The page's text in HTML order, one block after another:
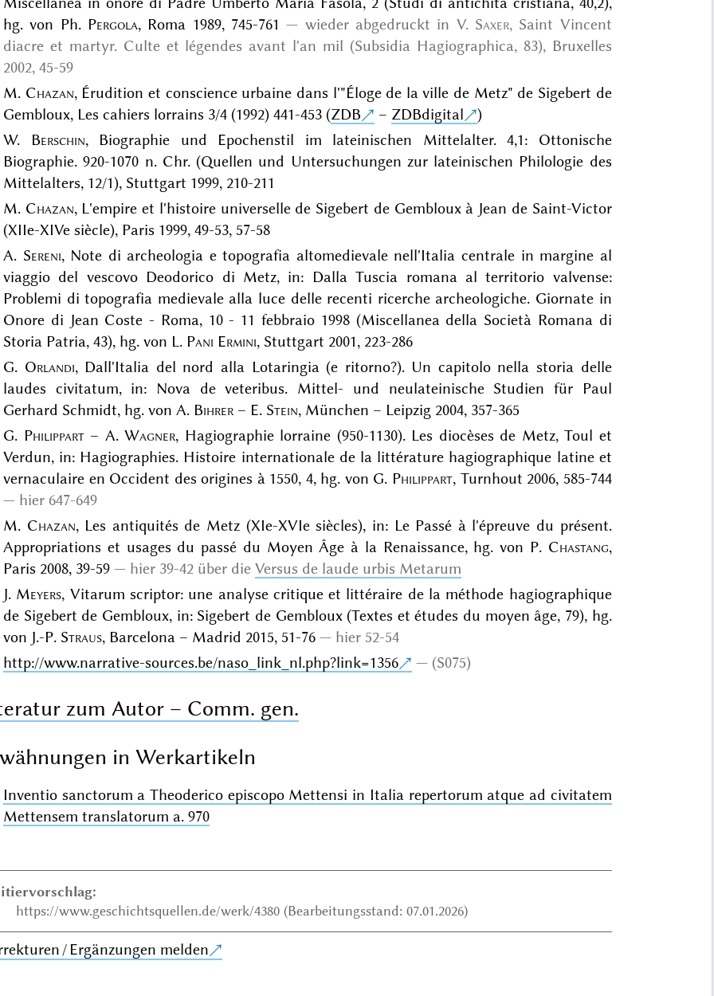
hg. von Ph. Pergola, Roma 1989, 745-761 wieder abgedruckt in V. Saxer, Saint Vincent
diacre et martyr. Culte et légendes avant l'an mil (Subsidia Hagiographica, 83), Bruxelles
2002, 45-59
M. Chazan, Érudition et conscience urbaine dans l'"Éloge de la ville de Metz" de Sigebert de
Gembloux, Les cahiers lorrains 3/4 (1992) 441-453 (ZDB – ZDBdigital
)
W.
Berschin, Biographie und Epochenstil im lateinischen Mittelalter. 4,1: Ottonische
Biographie. 920-1070 n. Chr. (Quellen und Untersuchungen zur lateinischen Philologie des
Mittelalters, 12/1), Stuttgart 1999, 210-211
M. Chazan, L'empire et l'histoire universelle de Sigebert de Gembloux à Jean de Saint-Victor
(XIIe-XIVe siècle), Paris 1999, 49-53, 57-58
A. Sereni, Note di archeologia e topografia altomedievale nell'Italia centrale in margine al
viaggio del vescovo Deodorico di Metz, in: Dalla Tuscia romana al territorio valvense:
Problemi di topografia medievale alla luce delle recenti ricerche archeologiche. Giornate in
Onore di Jean Coste - Roma, 10 - 11 febbraio 1998 (Miscellanea della Società Romana di
Storia Patria, 43), hg. von L. Pani Ermini, Stuttgart 2001, 223-286
G. Orlandi, Dall'Italia del nord alla Lotaringia (e ritorno?). Un capitolo nella storia delle
laudes civitatum, in: Nova de veteribus. Mittel- und neulateinische Studien für Paul
Gerhard Schmidt, hg. von A. Bihrer– E. Stein, München – Leipzig 2004, 357-365
G. Philippart– A.Wagner, Hagiographie lorraine (950-1130). Les diocèses de Metz, Toul et
Verdun, in: Hagiographies. Histoire internationale de la littérature hagiographique latine et
vernaculaire en Occident des origines à 1550, 4, hg. von G. Philippart, Turnhout 2006, 585-744
hier 647-649
M. Chazan, Les antiquités de Metz (XIe-XVIe siècles), in: Le Passé à l'épreuve du présent.
Appropriations et usages du passé du Moyen Âge à la Renaissance, hg. von P. Chastang,
Paris 2008, 39-59
hier 39-42 über die Versus de laude urbis Metarum
J. Meyers, Vitarum scriptor: une analyse critique et littéraire de la méthode hagiographique
de Sigebert de Gembloux, in: Sigebert de Gembloux (Textes et études du moyen âge, 79), hg.
von J.-P. Straus, Barcelona – Madrid 2015, 51-76
hier 52-54
http://www.narrative-sources.be/naso_link_nl.php?link=1356
(S075)
zum Autor – Comm. gen.
in Werkartikeln
Inventio sanctorum a Theoderico episcopo Mettensi in Italia repertorum atque ad civitatem
Mettensem translatorum a. 970
https://www.geschichtsquellen.de/werk/4380 (Bearbeitungsstand: 07.01.2026)
/ Ergänzungen melden